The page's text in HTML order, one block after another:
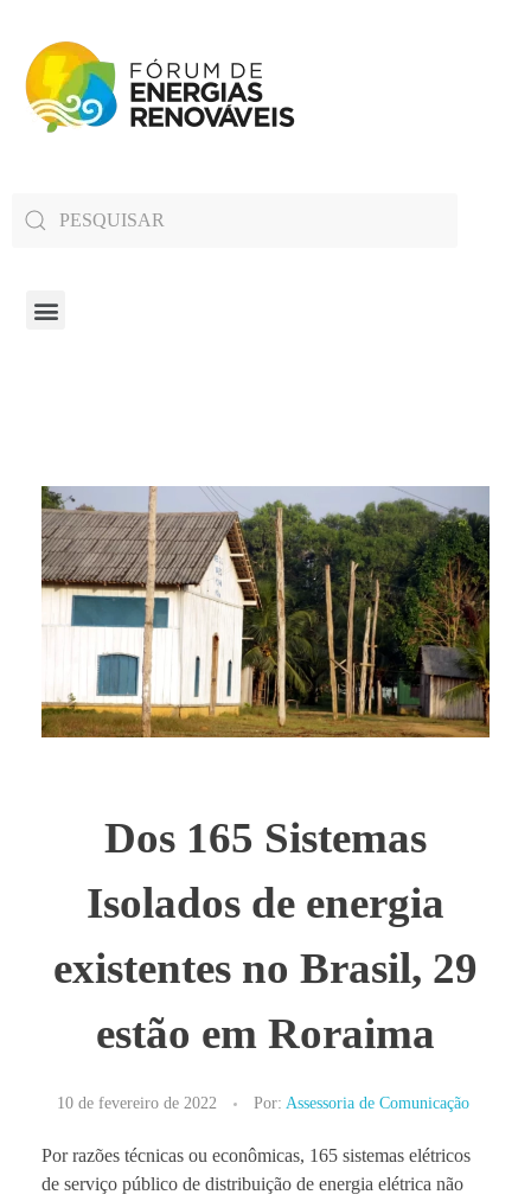
Dos 165 Sistemas
Isolados de energia
existentes no Brasil, 29
estão em Roraima
10 de fevereiro de 2022 Por: Assessoria de Comunicação
Por razões técnicas ou econômicas, 165 sistemas elétricos
de serviço público de distribuição de energia elétrica não